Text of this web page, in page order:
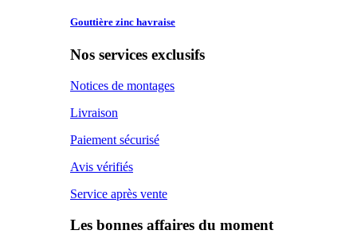
Gouttière zinc havraise
Nos services exclusifs
Notices de montages
Livraison
Paiement sécurisé
Avis vérifiés
Service après vente
Les bonnes affaires du moment